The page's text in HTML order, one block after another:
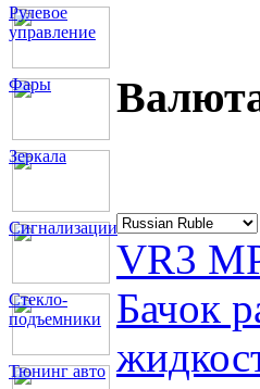
Рулевое
управление
Фары
Зеркала
Сигнализации
Стекло-
подъемники
Тюнинг авто
VR3
Бачок